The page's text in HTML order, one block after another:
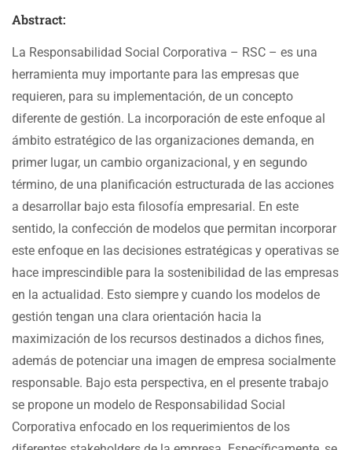
Abstract:
La Responsabilidad Social Corporativa – RSC – es una
herramienta muy importante para las empresas que
requieren, para su implementación, de un concepto
diferente de gestión. La incorporación de este enfoque al
ámbito estratégico de las organizaciones demanda, en
primer lugar, un cambio organizacional, y en segundo
término, de una planificación estructurada de las acciones
a desarrollar bajo esta filosofía empresarial. En este
sentido, la confección de modelos que permitan incorporar
este enfoque en las decisiones estratégicas y operativas se
hace imprescindible para la sostenibilidad de las empresas
en la actualidad. Esto siempre y cuando los modelos de
gestión tengan una clara orientación hacia la
maximización de los recursos destinados a dichos fines,
además de potenciar una imagen de empresa socialmente
responsable. Bajo esta perspectiva, en el presente trabajo
se propone un modelo de Responsabilidad Social
Corporativa enfocado en los requerimientos de los